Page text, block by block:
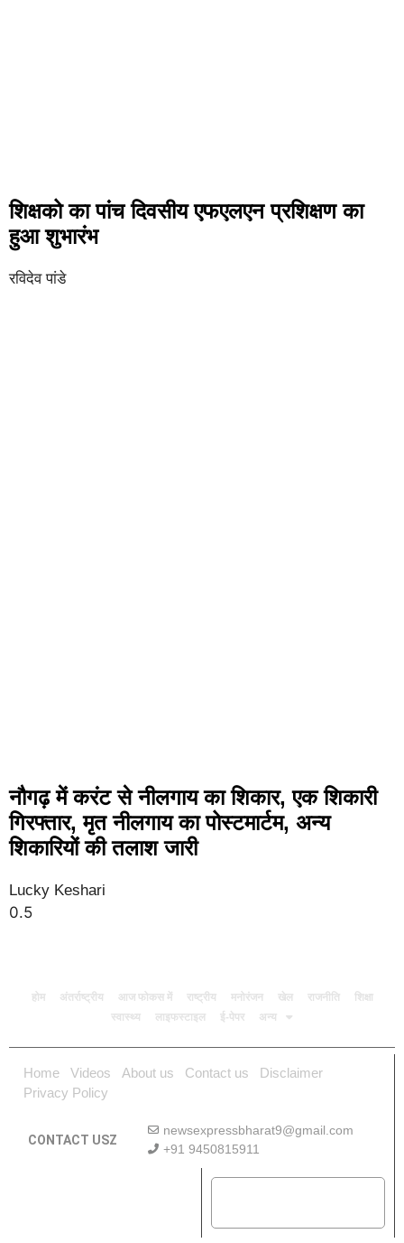
शिक्षको का पांच दिवसीय एफएलएन प्रशिक्षण का
हुआ शुभारंभ
रविदेव पांडे
नौगढ़ में करंट से नीलगाय का शिकार, एक शिकारी
गिरफ्तार, मृत नीलगाय का पोस्टमार्टम, अन्य
शिकारियों की तलाश जारी
Lucky Keshari
होम अंतर्राष्ट्रीय आज फोकस में राष्ट्रीय मनोरंजन खेल राजनीति
शिक्षा
स्वास्थ्य
लाइफस्टाइल ई-पेपर अन्य
Home Videos About us Contact us
Disclaimer
Privacy Policy
CONTACT USZ
newsexpressbharat9@gmail.com
+91 9450815911